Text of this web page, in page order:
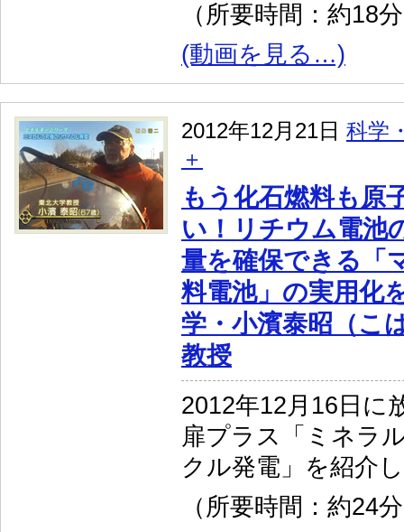
（所要時間：約18
(動画を見る…)
2012年12月21日 科学
＋
もう化石燃料も原
い！リチウム電池
量を確保できる「
料電池」の実用化
学・小濱泰昭（こ
教授
2012年12月16日に
扉プラス「ミネラ
クル発電」を紹介
（所要時間：約24